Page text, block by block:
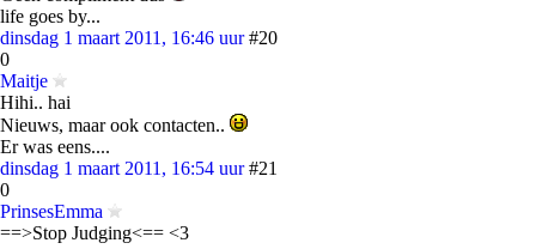
life goes by...
dinsdag 1 maart 2011, 16:46 uur #20
0
Maitje
Hihi.. hai
Nieuws, maar ook contacten..
Er was eens....
dinsdag 1 maart 2011, 16:54 uur #21
0
PrinsesEmma
==>Stop Judging<== <3